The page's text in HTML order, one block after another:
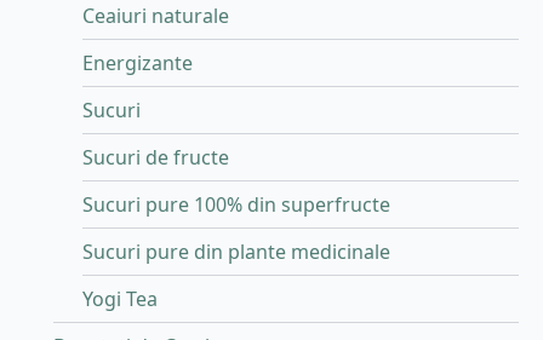
Ceaiuri naturale
Energizante
Sucuri
Sucuri de fructe
Sucuri pure 100% din superfructe
Sucuri pure din plante medicinale
Yogi Tea